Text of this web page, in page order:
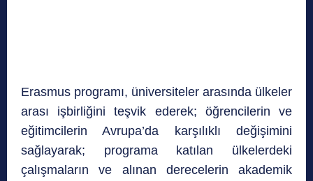
Erasmus programı, üniversiteler arasında ülkeler
arası işbirliğini teşvik ederek; öğrencilerin ve
eğitimcilerin Avrupa’da karşılıklı değişimini
sağlayarak; programa katılan ülkelerdeki
çalışmaların ve alınan derecelerin akademik